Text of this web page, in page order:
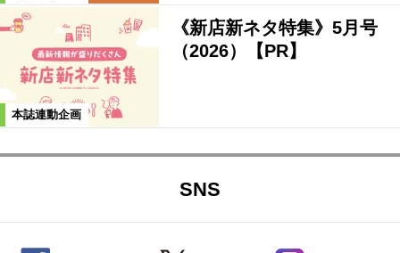
本誌連動企画
《新店新ネタ特集》5月号
（2026）【PR】
SNS